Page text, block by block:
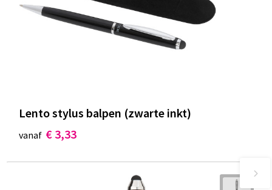
Lento stylus balpen (zwarte inkt)
vanaf € 3,33